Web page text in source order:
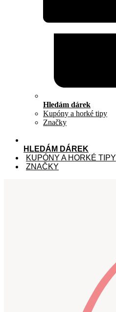
Hledám dárek
Kupóny a horké tipy
Značky
HLEDÁM DÁREK
KUPÓNY A HORKÉ TIPY
ZNAČKY